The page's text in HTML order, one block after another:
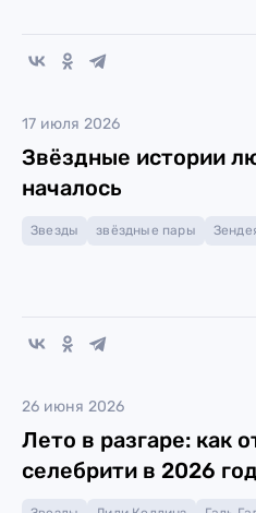
17 июля 2026
Звёздные истории
началось
Звезды звёздные пары
26 июня 2026
Лето в разгаре: как
селебрити в 2026